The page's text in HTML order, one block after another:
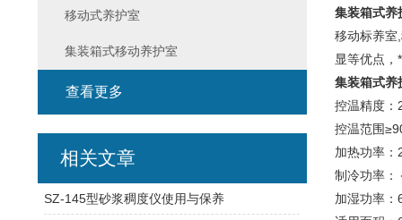
集装箱式养
移动标养室
显等优点，
集装箱式养
控温精度
控温范围
加热功率：
制冷功率：
加湿功率
移动式养护室
集装箱式移动养护室
查看更多
相关文章
SZ-145型砂浆稠度仪使用与保养